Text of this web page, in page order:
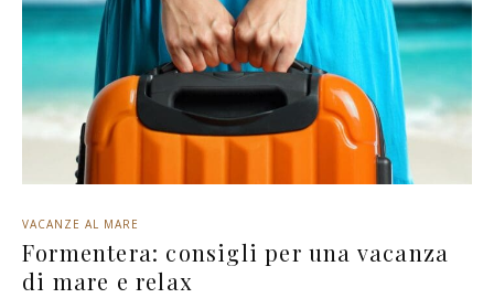
VACANZE AL MARE
Formentera: consigli per una vacanza
di mare e relax